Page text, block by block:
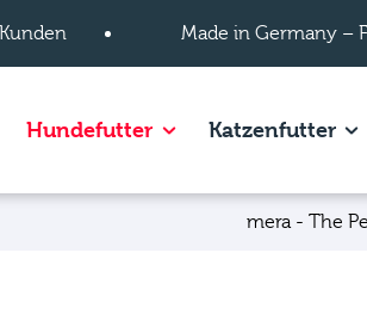
Made in Germany –
HundefutterShow subpages of
Katzenfutter
mera - The